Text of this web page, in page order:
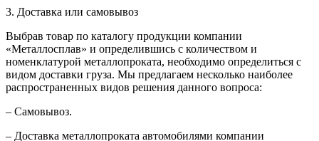
3. Доставка или самовывоз
Выбрав товар по каталогу продукции компании
«Металлосплав» и определившись с количеством и
номенклатурой металлопроката, необходимо определиться с
видом доставки груза. Мы предлагаем несколько наиболее
распространенных видов решения данного вопроса:
– Самовывоз.
– Доставка металлопроката автомобилями компании